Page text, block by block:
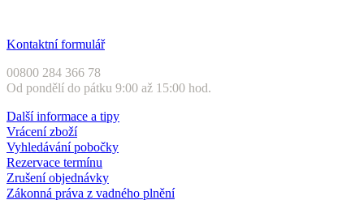
Kontaktní formulář
00800 284 366 78
Od pondělí do pátku 9:00 až 15:00 hod.
Další informace a tipy
Vrácení zboží
Vyhledávání pobočky
Rezervace termínu
Zrušení objednávky
Zákonná práva z vadného plnění